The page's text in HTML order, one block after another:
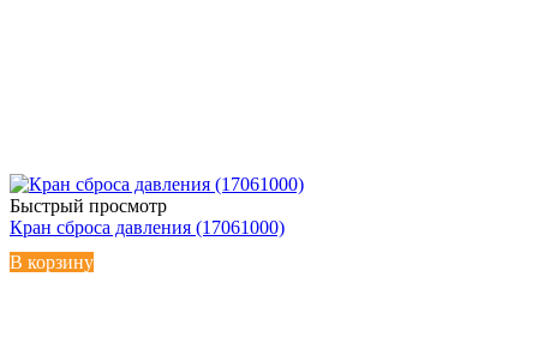
Быстрый просмотр
Кран сброса давления (17061000)
В корзину